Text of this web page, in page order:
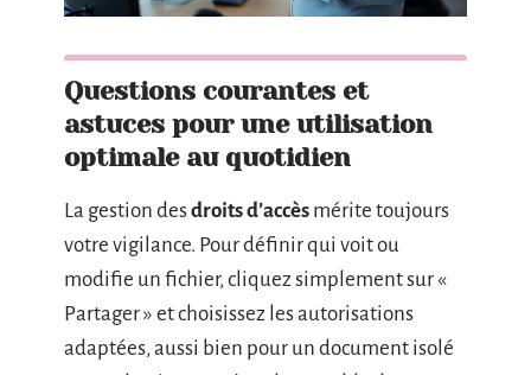
Questions courantes et
astuces pour une utilisation
optimale au quotidien
La gestion desdroits d’accès mérite toujours
votre vigilance. Pour définir qui voit ou
modifie un fichier, cliquez simplement sur «
Partager » et choisissez les autorisations
adaptées, aussi bien pour un document isolé